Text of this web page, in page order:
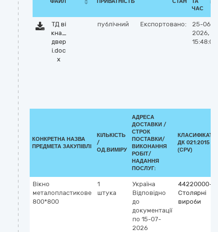
ЧАС
ТД ві
кна_
двер
і.doc
x
публічний Експортовано:
25-06-
2026,
15:48:00
КОНКРЕТНА НАЗВА
ПРЕДМЕТА ЗАКУПІВЛІ
КІЛЬКІСТЬ
/
ОД.ВИМІРУ
АДРЕСА
ДОСТАВКИ /
СТРОК
ПОСТАВКИ/
ВИКОНАННЯ
РОБІТ/
НАДАННЯ
ПОСЛУГ:
ДК 021:2015
(CPV)
Вікно
металопластикове
800*800
1
штука
Україна
Відповідно
до
документації
по 15-07-
2026
44220000-8
Столярні
вироби